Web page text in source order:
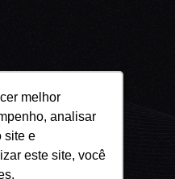
melhor
analisar
site e
este site, você